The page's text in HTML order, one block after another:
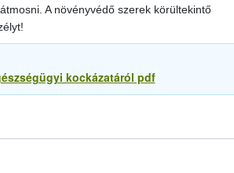
A növényvédő szerek körültekintő
kockázatáról pdf